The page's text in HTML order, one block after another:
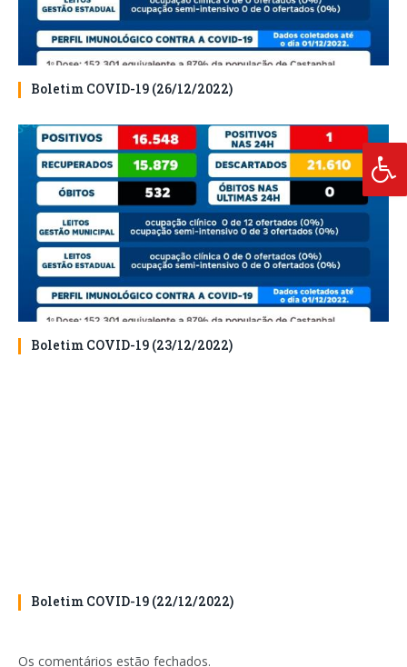
Boletim COVID-19 (26/12/2022)
Boletim COVID-19 (23/12/2022)
Boletim COVID-19 (22/12/2022)
Os comentários estão fechados.